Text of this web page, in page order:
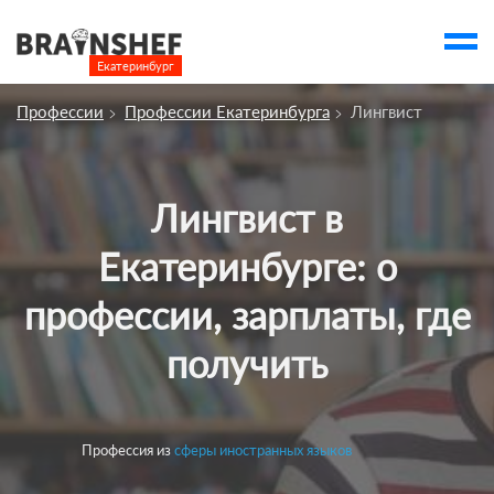
Екатеринбург
 Выбор города
Посмотреть по России
Курсы Екатеринбурга
Компании
Профессии
account_box
Профессии Профессии Екатеринбурга Лингвист
Лингвист в
Екатеринбурге: о
профессии, зарплаты, где
получить
Профессия изсферы иностранных языков